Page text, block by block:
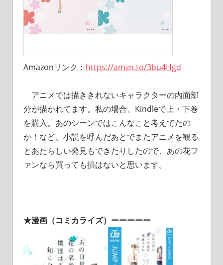
Amazonリンク： https://amzn.to/3bu4Hgd
アニメでは描ききれないキャラクターの内面部
分が描かれてます。私の場合、Kindleで上・下巻
を購入。あのシーンではこんなこと考えてたの
か！など、小説を呼んだあとでまたアニメを観る
とあたらしい発見もできたりしたので、あの花フ
ァンなら買っても損はないと思います。
★漫画（コミカライズ）ーーーーー